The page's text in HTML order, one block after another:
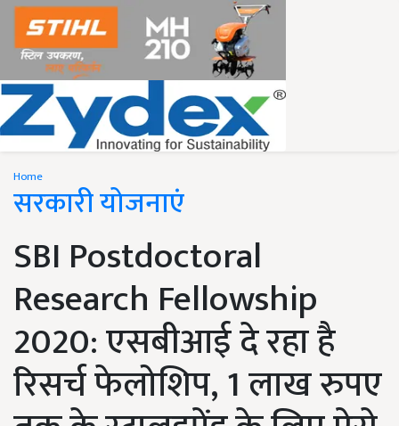
Home
सरकारी योजनाएं
SBI Postdoctoral
Research Fellowship
2020: एसबीआई दे रहा है
रिसर्च फेलोशिप, 1 लाख रुपए